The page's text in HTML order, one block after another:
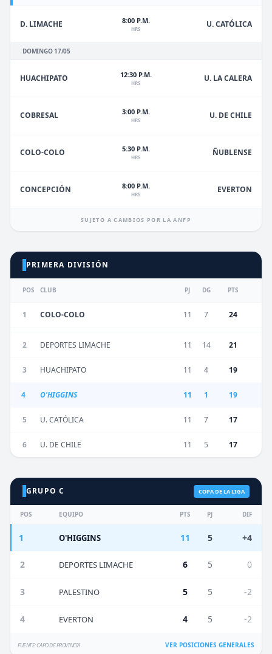
D. LIMACHE 8:00 P.M.
HRS U. CATÓLICA
DOMINGO 17/05
HUACHIPATO 12:30 P.M.
HRS U. LA CALERA
COBRESAL 3:00 P.M.
HRS U. DE CHILE
COLO-COLO 5:30 P.M.
HRS ÑUBLENSE
CONCEPCIÓN 8:00 P.M.
HRS EVERTON
SUJETO A CAMBIOS POR LA ANFP
PRIMERA DIVISIÓN
POS CLUB PJ DG PTS
1 COLO-COLO 11 7 24
2 DEPORTES LIMACHE 11 14 21
3 HUACHIPATO 11 4 19
4 O'HIGGINS 11 1 19
5 U. CATÓLICA 11 7 17
6 U. DE CHILE 11 5 17
GRUPO C COPA DE LA LIGA
POS EQUIPO PTS PJ DIF
1 O'HIGGINS 11 5 +4
2 DEPORTES LIMACHE 6 5 0
3 PALESTINO 5 5 -2
4 EVERTON 4 5 -2
FUENTE: CAPO DE PROVINCIA VER POSICIONES GENERALES